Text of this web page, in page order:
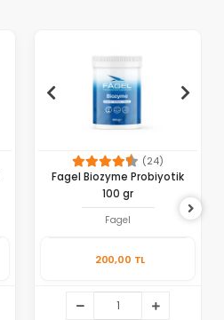
(24)
Fagel Biozyme Probiyotik
100 gr
Fagel
200,00 TL